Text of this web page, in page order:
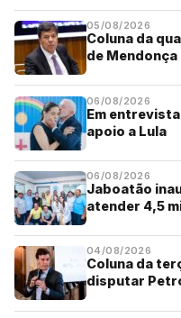
05/08/2026
Coluna da
de Mendonça
06/08/2026
Em entrevista
apoio a Lula
06/08/2026
Jaboatão
atender 4,5
04/08/2026
Coluna da
disputar